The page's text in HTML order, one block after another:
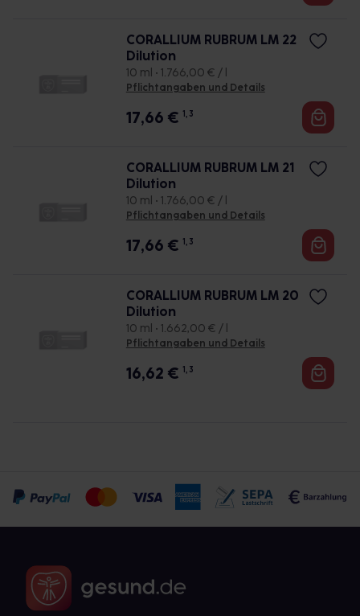
CORALLIUM RUBRUM LM 22
Dilution
10 ml • 1.766,00 € / l
Pflichtangaben und Details
17,66 € 1, 3
CORALLIUM RUBRUM LM 21
Dilution
10 ml • 1.766,00 € / l
Pflichtangaben und Details
17,66 € 1, 3
CORALLIUM RUBRUM LM 20
Dilution
10 ml • 1.662,00 € / l
Pflichtangaben und Details
16,62 € 1, 3